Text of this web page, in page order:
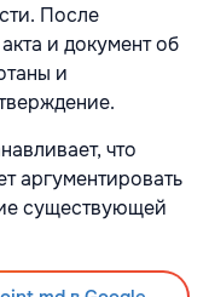
После
и документ об
и
что
аргументировать
существующей